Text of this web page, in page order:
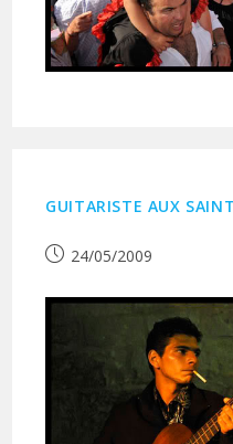
GUITARISTE AUX
Publication
24/05/2009